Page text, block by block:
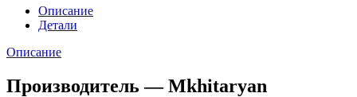
Описание
Детали
Описание
Производитель — Mkhitaryan